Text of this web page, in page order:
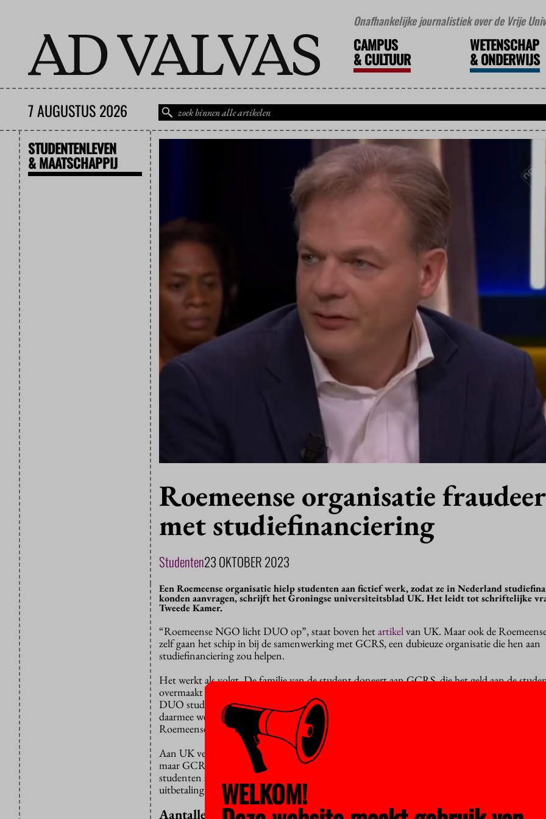
Onafhankelijke journalistiek over de Vrije
CAMPUS
&CULTUUR
WETENSCHAP
&ONDERWIJS
7 AUGUSTUS 2026
STUDENTENLEVEN
& MAATSCHAPPIJ
Roemeense organisatie
met studiefinanciering
Studenten23 OKTOBER 2023
Een Roemeense organisatie hielp studenten aan fictief werk, zodat ze in Nederland
konden aanvragen, schrijft het Groningse universiteitsblad UK. Het leidt tot schriftelijke
Tweede Kamer.
“Roemeense NGO licht DUO op”, staat boven hetartikelvan UK. Maar ook de
zelf gaan het schip in bij de samenwerking met GCRS, een dubieuze organisatie die hen aan
studiefinanciering zou helpen.
Het werkt als volgt. De familie van de student doneert aan GCRS, die het geld aan de
overmaakt als salaris, zogenaamd voor freelance journalistiek werk. Dankzij dat ‘salaris’ kan
DUO studiefinanciering aanvragen. De student stort het salaris weer terug naar de eigen
daarmee weer een donatie aan GCRS kan doen, enzovoorts. De truc is aan het licht
Roemeense journalisten van PressOne.
Aan UK vertelden allerlei Roemeense studenten hoe ze in de val zijn gelokt. De constructie
maar GCRS stopte op een gegeven moment met het uitbetalen van de donaties. De
studenten zijn het geld kwijt. Volgens de organisatie zelf zou er slechts sprake zijn van
uitbetaling door omstandigheden.
Aantallen
WELKOM!